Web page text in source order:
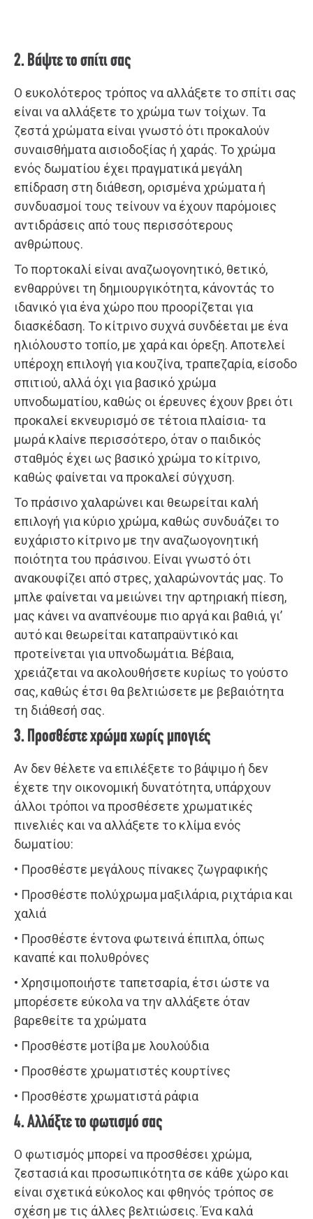
2. Βάψτε το σπίτι σας
Ο ευκολότερος τρόπος να αλλάξετε το σπίτι σας
είναι να αλλάξετε το χρώμα των τοίχων. Τα
ζεστά χρώματα είναι γνωστό ότι προκαλούν
συναισθήματα αισιοδοξίας ή χαράς. Το χρώμα
ενός δωματίου έχει πραγματικά μεγάλη
επίδραση στη διάθεση, ορισμένα χρώματα ή
συνδυασμοί τους τείνουν να έχουν παρόμοιες
αντιδράσεις από τους περισσότερους
ανθρώπους.
Το πορτοκαλί είναι αναζωογονητικό, θετικό,
ενθαρρύνει τη δημιουργικότητα, κάνοντάς το
ιδανικό για ένα χώρο που προορίζεται για
διασκέδαση. Το κίτρινο συχνά συνδέεται με ένα
ηλιόλουστο τοπίο, με χαρά και όρεξη. Αποτελεί
υπέροχη επιλογή για κουζίνα, τραπεζαρία, είσοδο
σπιτιού, αλλά όχι για βασικό χρώμα
υπνοδωματίου, καθώς οι έρευνες έχουν βρει ότι
προκαλεί εκνευρισμό σε τέτοια πλαίσια- τα
μωρά κλαίνε περισσότερο, όταν o παιδικός
σταθμός έχει ως βασικό χρώμα το κίτρινο,
καθώς φαίνεται να προκαλεί σύγχυση.
Το πράσινο χαλαρώνει και θεωρείται καλή
επιλογή για κύριο χρώμα, καθώς συνδυάζει το
ευχάριστο κίτρινο με την αναζωογονητική
ποιότητα του πράσινου. Είναι γνωστό ότι
ανακουφίζει από στρες, χαλαρώνοντάς μας. Το
μπλε φαίνεται να μειώνει την αρτηριακή πίεση,
μας κάνει να αναπνέουμε πιο αργά και βαθιά, γι’
αυτό και θεωρείται καταπραϋντικό και
προτείνεται για υπνοδωμάτια. Βέβαια,
χρειάζεται να ακολουθήσετε κυρίως το γούστο
σας, καθώς έτσι θα βελτιώσετε με βεβαιότητα
τη διάθεσή σας.
3. Προσθέστε χρώμα χωρίς μπογιές
Αν δεν θέλετε να επιλέξετε το βάψιμο ή δεν
έχετε την οικονομική δυνατότητα, υπάρχουν
άλλοι τρόποι να προσθέσετε χρωματικές
πινελιές και να αλλάξετε το κλίμα ενός
δωματίου:
• Προσθέστε μεγάλους πίνακες ζωγραφικής
• Προσθέστε πολύχρωμα μαξιλάρια, ριχτάρια και
χαλιά
• Προσθέστε έντονα φωτεινά έπιπλα, όπως
καναπέ και πολυθρόνες
• Χρησιμοποιήστε ταπετσαρία, έτσι ώστε να
μπορέσετε εύκολα να την αλλάξετε όταν
βαρεθείτε τα χρώματα
• Προσθέστε μοτίβα με λουλούδια
• Προσθέστε χρωματιστές κουρτίνες
• Προσθέστε χρωματιστά ράφια
4. Αλλάξτε το φωτισμό σας
Ο φωτισμός μπορεί να προσθέσει χρώμα,
ζεστασιά και προσωπικότητα σε κάθε χώρο και
είναι σχετικά εύκολος και φθηνός τρόπος σε
σχέση με τις άλλες βελτιώσεις. Ένα καλά